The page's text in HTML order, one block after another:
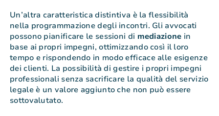
Un’altra caratteristica distintiva è la flessibilità
nella programmazione degli incontri. Gli avvocati
possono pianificare le sessioni di mediazione in
base ai propri impegni, ottimizzando così il loro
tempo e rispondendo in modo efficace alle esigenze
dei clienti. La possibilità di gestire i propri impegni
professionali senza sacrificare la qualità del servizio
legale è un valore aggiunto che non può essere
sottovalutato.